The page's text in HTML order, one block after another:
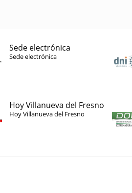
Sede electrónica
Sede electrónica
Hoy Villanueva del Fresno
Hoy Villanueva del Fresno